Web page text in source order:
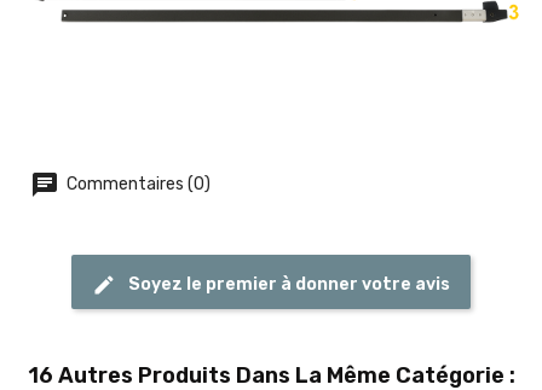
Commentaires (0)
Soyez le premier à donner votre avis
16 Autres Produits Dans La Même Catégorie :